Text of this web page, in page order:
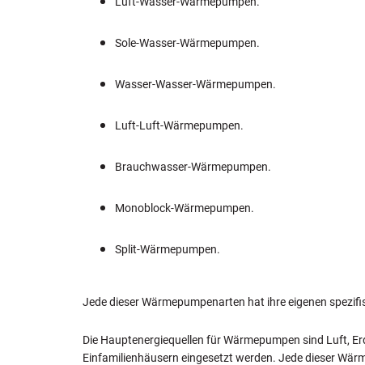
Sole-Wasser-Wärmepumpen.
Wasser-Wasser-Wärmepumpen.
Luft-Luft-Wärmepumpen.
Brauchwasser-Wärmepumpen.
Monoblock-Wärmepumpen.
Split-Wärmepumpen.
Jede dieser Wärmepumpenarten hat ihre eigenen
Die Hauptenergiequellen für Wärmepumpen sind Luft,
Einfamilienhäusern eingesetzt werden. Jede dieser